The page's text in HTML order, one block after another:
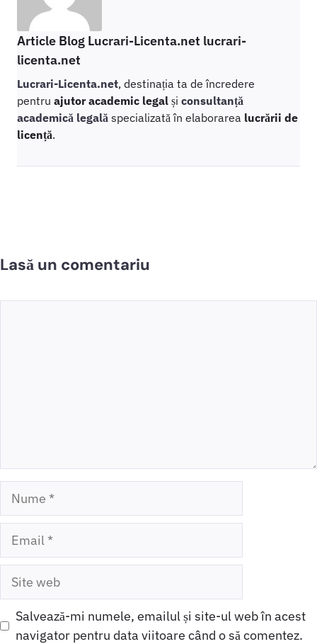
Article Blog Lucrari-Licenta.net lucrari-
licenta.net
Lucrari-Licenta.net, destinația ta de încredere
pentru ajutor academic legal și consultanță
academică legală specializată în elaborarea lucrării de
licență.
Lasă un comentariu
Nume
Email
Site
Salvează-mi numele, emailul și site-ul web în acest
navigator pentru data viitoare când o să comentez.